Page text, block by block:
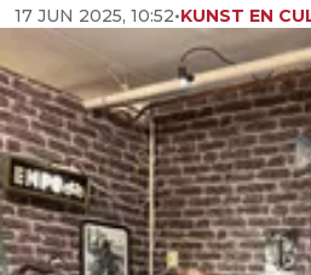
17 JUN 2025, 10:52•KUNST EN